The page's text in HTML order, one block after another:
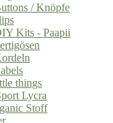
/ Knöpfe
Kits - Paapii
things
Lycra
Stoff